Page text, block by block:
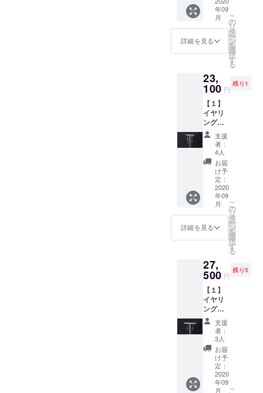
ら幸い
です。
（検品
ででき
る限り
ていま
す） ※
ドライ
トは、
グレー
の濃さ
に個体
差がご
ざいま
す。 ・
素材
K10・
ラブラ
ドライ
リコン
・サイ
0.6cm
H 約
6cm（
天然石
直径約
0.6cm
）
【２】
CAMPF
IRE限定
特典
（ギフ
ト包装
ORジュ
す。※天
然石の
ため、
目立た
ヒビが
ある場
合がご
ざいま
すが、
天然の
愛らし
い個性
として
愛着を
持って
頂けた
ら幸い
です。
（検品
ででき
る限り
ていま
す） ・
K10・
ラピス
ラズ
リ・シ
リコン
・サイ
ズ W
0.6cm
H 約
6cm（
種類の
チェー
ンでメ
リハリ
を効か
せたエ
トなイ
ヤリン
グ。シ
ンプル
ながら
もひと
工夫あ
るデザ
イン
が、
日々の
装いを
センス
アップ
してく
れま
す。 ・
ン ・サ
イズ
W 約
0.3cm
H 約
6cm
【２】
CAMPF
IRE限定
特典
（ギフ
ト包装
ORジュ
エリー
年09
月
詳細を見る
こ
の
リ
タ
ー
ン
を
選
択
す
る
23,
100 円
残り1
【１】
イヤリ
ング
（Lithe
）１ペ
ア…し
なやか
でかっ
こいい
女性像
をイ
メージ
したイ
ヤリン
グ。平
面プ
と線を
内に向
かって
カーブ
させ、
立体的
でスタ
イリッ
シュな
フォル
ムに仕
上げま
した。
・素
支援
者：
4人
お届
け予
定：
2020
年09
月
詳細を見る
こ
の
リ
タ
ー
ン
を
選
択
す
る
27,
500 円
残り5
【１】
イヤリ
ング
（Lucid
）１ペ
ア…し
ずく型
の水晶
をあし
らった
イヤリ
支援
者：
3人
お届
け予
定：
2020
年09
月
こ